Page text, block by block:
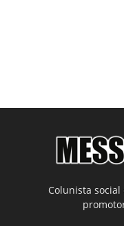
Colunista